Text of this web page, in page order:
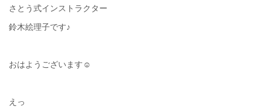
さとう式インストラクター
鈴木絵理子です♪
おはようございます☺︎
えっ